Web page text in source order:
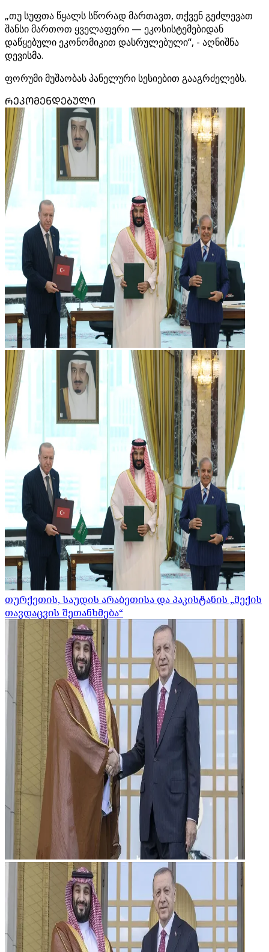
„თუ სუფთა წყალს სწორად მართავთ, თქვენ გეძლევათ
შანსი მართოთ ყველაფერი — ეკოსისტემებიდან
დაწყებული ეკონომიკით დასრულებული“, - აღნიშნა
დევისმა.
ფორუმი მუშაობას პანელური სესიებით გააგრძელებს.
ᲠᲔᲙᲝᲛᲔᲜᲓᲔᲑᲣᲚᲘ
თურქეთის, საუდის არაბეთისა და პაკისტანის „მექის
თავდაცვის შეთანხმება“